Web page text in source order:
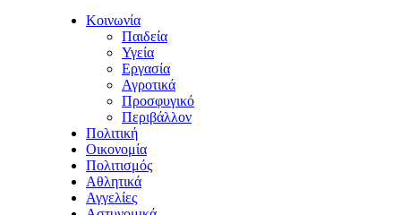
Κοινωνία
Παιδεία
Υγεία
Εργασία
Αγροτικά
Προσφυγικό
Περιβάλλον
Πολιτική
Οικονομία
Πολιτισμός
Αθλητικά
Αγγελίες